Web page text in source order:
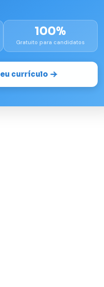
100%
Gratuito para candidatos
currículo